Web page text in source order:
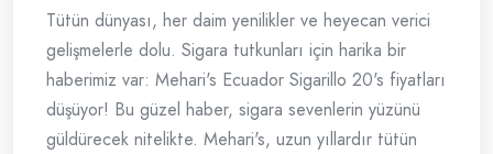
Tütün dünyası, her daim yenilikler ve heyecan verici
gelişmelerle dolu. Sigara tutkunları için harika bir
haberimiz var: Mehari's Ecuador Sigarillo 20's fiyatları
düşüyor! Bu güzel haber, sigara sevenlerin yüzünü
güldürecek nitelikte. Mehari's, uzun yıllardır tütün